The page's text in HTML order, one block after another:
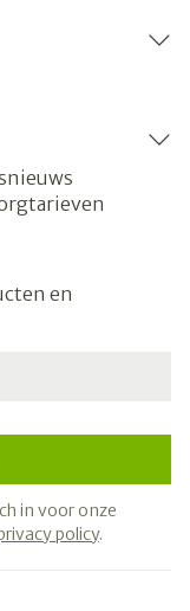
en
in voor onze
policy.